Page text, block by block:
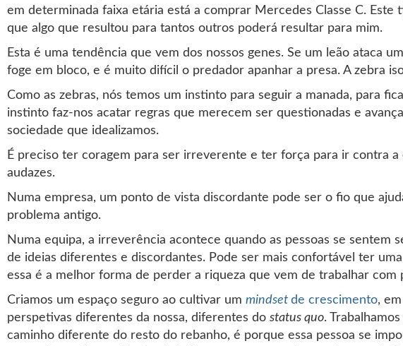
em determinada faixa etária está a comprar Mercedes Classe C.
que algo que resultou para tantos outros poderá resultar para mim.
Esta é uma tendência que vem dos nossos genes. Se um leão ataca
foge em bloco, e é muito difícil o predador apanhar a presa. A zebra
Como as zebras, nós temos um instinto para seguir a manada, para
instinto faz-nos acatar regras que merecem ser questionadas e
sociedade que idealizamos.
É preciso ter coragem para ser irreverente e ter força para ir contra
audazes.
Numa empresa, um ponto de vista discordante pode ser o fio que
problema antigo.
Numa equipa, a irreverência acontece quando as pessoas se
de ideias diferentes e discordantes. Pode ser mais confortável ter
essa é a melhor forma de perder a riqueza que vem de trabalhar com
Criamos um espaço seguro ao cultivar um mindset de crescimento,
perspetivas diferentes da nossa, diferentes do status quo.
caminho diferente do resto do rebanho, é porque essa pessoa se